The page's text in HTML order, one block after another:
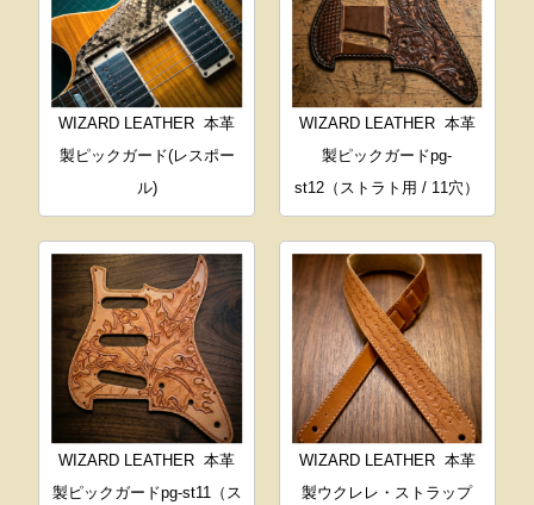
WIZARD LEATHER 本革
製ピックガード(レスポー
ル)
WIZARD LEATHER 本革
製ピックガードpg-
st12（ストラト用 / 11穴）
WIZARD LEATHER 本革
製ピックガードpg-st11（ス
WIZARD LEATHER 本革
製ウクレレ・ストラップ